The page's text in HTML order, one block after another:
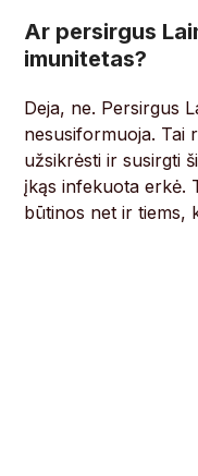
Ar persirgus
imunitetas?
Deja, ne. Persirgus
nesusiformuoja. Tai
užsikrėsti ir susirgti
įkąs infekuota erkė.
būtinos net ir tiems,